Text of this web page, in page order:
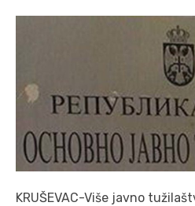
KRUŠEVAC-Više javno